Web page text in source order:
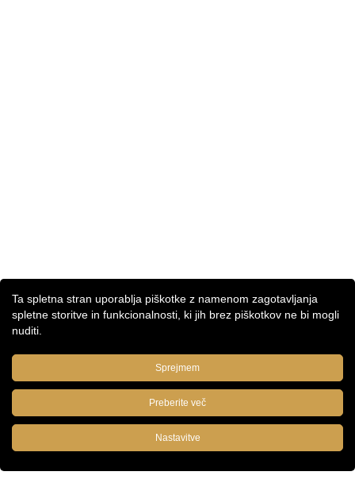
Ta spletna stran uporablja piškotke z namenom zagotavljanja
spletne storitve in funkcionalnosti, ki jih brez piškotkov ne bi mogli
nuditi.
Sprejmem
Preberite več
Nastavitve